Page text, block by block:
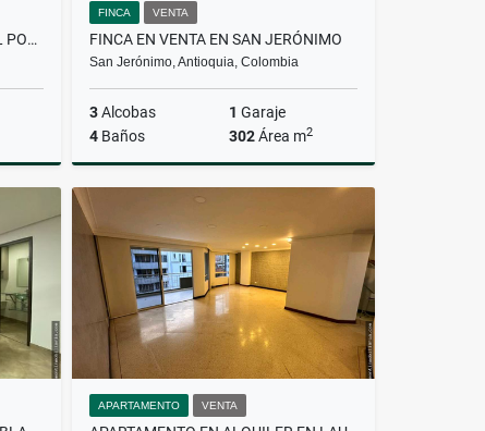
APARTAMENTO EN ARRIENDO EL POBLADO, MEDELLIN
FINCA VENTA
FINCA EN VENTA EN SAN JERÓNIMO
San Jerónimo, Antioquia, Colombia
3Alcobas 1 Garaje
4 Baños 302Área m2
Venta
APARTAMENTO VENTA